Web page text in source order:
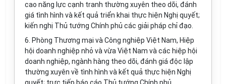
cao năng lực cạnh tranh thường xuyên theo dõi, đánh
giá tình hình và kết quả triển khai thực hiện Nghị quyết;
kiến nghị Thủ tướng Chính phủ các giải pháp chỉ đạo.
6. Phòng Thương mại và Công nghiệp Việt Nam, Hiệp
hội doanh nghiệp nhỏ và vừa Việt Nam và các hiệp hội
doanh nghiệp, ngành hàng theo dõi, đánh giá độc lập
thường xuyên về tình hình và kết quả thực hiện Nghị